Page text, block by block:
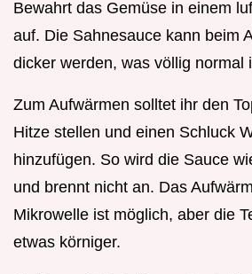
Bewahrt das Gemüse in einem
auf. Die Sahnesauce kann beim
dicker werden, was völlig normal
Zum Aufwärmen solltet ihr den
Hitze stellen und einen Schluck
hinzufügen. So wird die Sauce
und brennt nicht an. Das
Mikrowelle ist möglich, aber die
etwas körniger.